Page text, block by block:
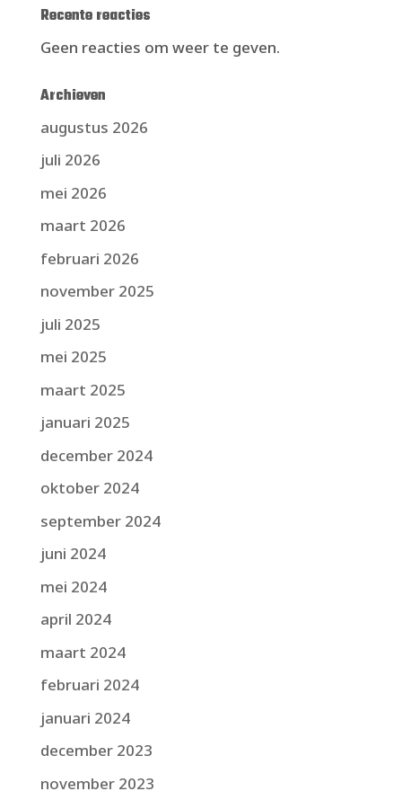
Recente reacties
Geen reacties om weer te geven.
Archieven
augustus 2026
juli 2026
mei 2026
maart 2026
februari 2026
november 2025
juli 2025
mei 2025
maart 2025
januari 2025
december 2024
oktober 2024
september 2024
juni 2024
mei 2024
april 2024
maart 2024
februari 2024
januari 2024
december 2023
november 2023